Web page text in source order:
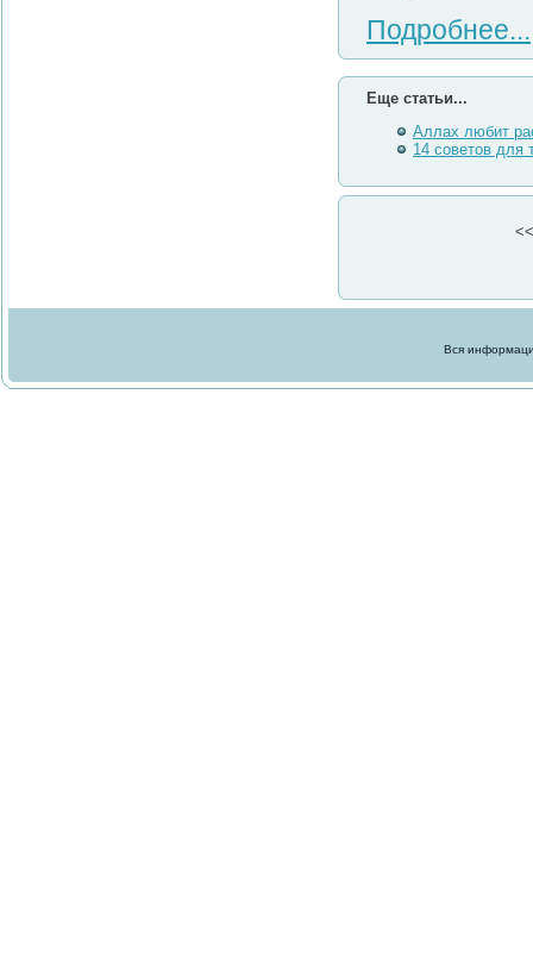
Подробнее...
Еще статьи...
Аллах любит
14 советов для
Вся